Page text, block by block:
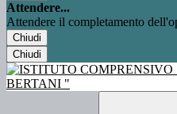
Attendere...
Attendere il completamento
Chiudi
Chiudi